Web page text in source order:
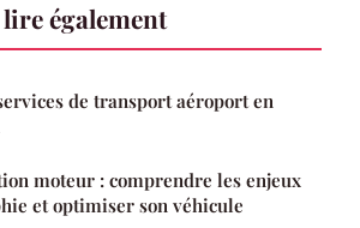
également
de transport aéroport en
moteur : comprendre les enjeux
et optimiser son véhicule